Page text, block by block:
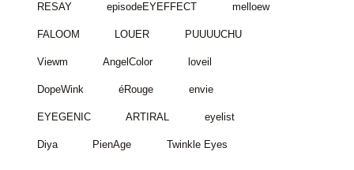
RESAY episodeEYEFFECT melloew
FALOOM LOUER PUUUUCHU
Viewm AngelColor loveil
DopeWink éRouge envie
EYEGENIC ARTIRAL eyelist
Diya PienAge Twinkle Eyes